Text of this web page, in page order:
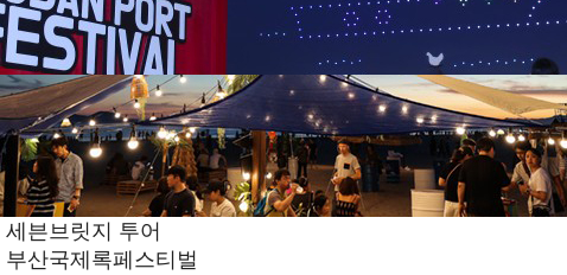
세븐브릿지 투어
부산국제록페스티벌